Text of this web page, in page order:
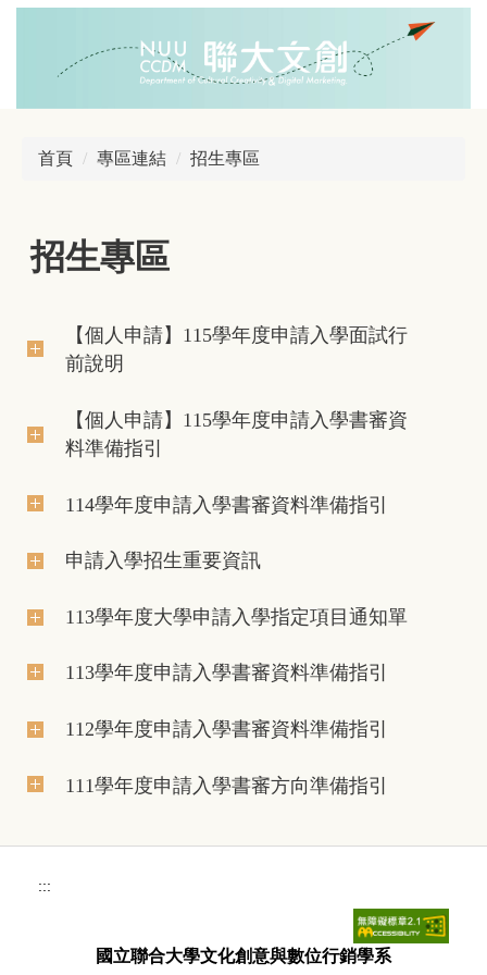
內
首頁 專區連結 招生專區
招生專區
【個人申請】115學年度申請入學面試行
前說明
【個人申請】115學年度申請入學書審資
料準備指引
114學年度申請入學書審資料準備指引
申請入學招生重要資訊
113學年度大學申請入學指定項目通知單
113學年度申請入學書審資料準備指引
112學年度申請入學書審資料準備指引
111學年度申請入學書審方向準備指引
:::
國立聯合大學文化創意與數位行銷學系